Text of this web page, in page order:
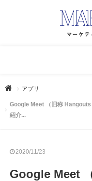
アプリ
Google Meet （旧称
紹介...
2020/11/23
Google Meet